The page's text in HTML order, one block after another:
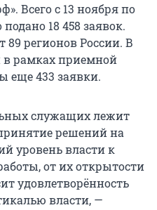
Всего с 13 ноября по
18 458 заявок.
89 регионов России. В
рамках приемной
еще 433 заявки.
служащих лежит
решений на
уровень власти к
от их открытости
удовлетворённость
власти, —